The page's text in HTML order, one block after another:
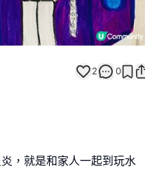
2 0
，就是和家人一起到玩水